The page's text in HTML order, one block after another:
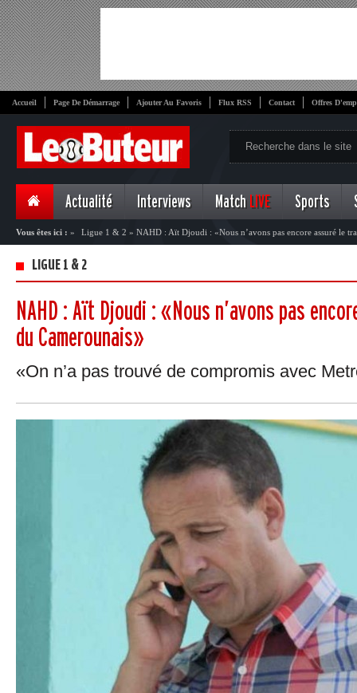
Accueil Page De Démarrage Ajouter Au Favoris Flux RSS Contact Offres
Actualité Interviews Match LIVE Sports
Vous êtes ici : » Ligue 1 & 2 » NAHD : Aït Djoudi : «Nous n’avons pas encore assuré le
LIGUE 1 & 2
NAHD : Aït Djoudi : «Nous n’avons pas
du Camerounais»
«On n’a pas trouvé de compromis avec